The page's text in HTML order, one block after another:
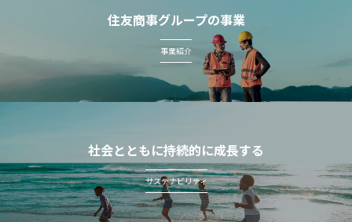
住友商事グループの事業
事業紹介
社会とともに持続的に成長する
サステナビリティ